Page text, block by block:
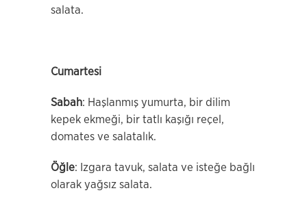
salata.
Cumartesi
Sabah: Haşlanmış yumurta, bir dilim
kepek ekmeği, bir tatlı kaşığı reçel,
domates ve salatalık.
Öğle: Izgara tavuk, salata ve isteğe bağlı
olarak yağsız salata.